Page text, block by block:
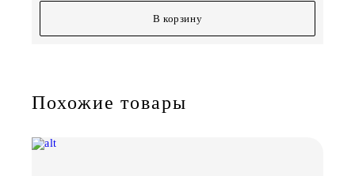
В корзину
Похожие товары